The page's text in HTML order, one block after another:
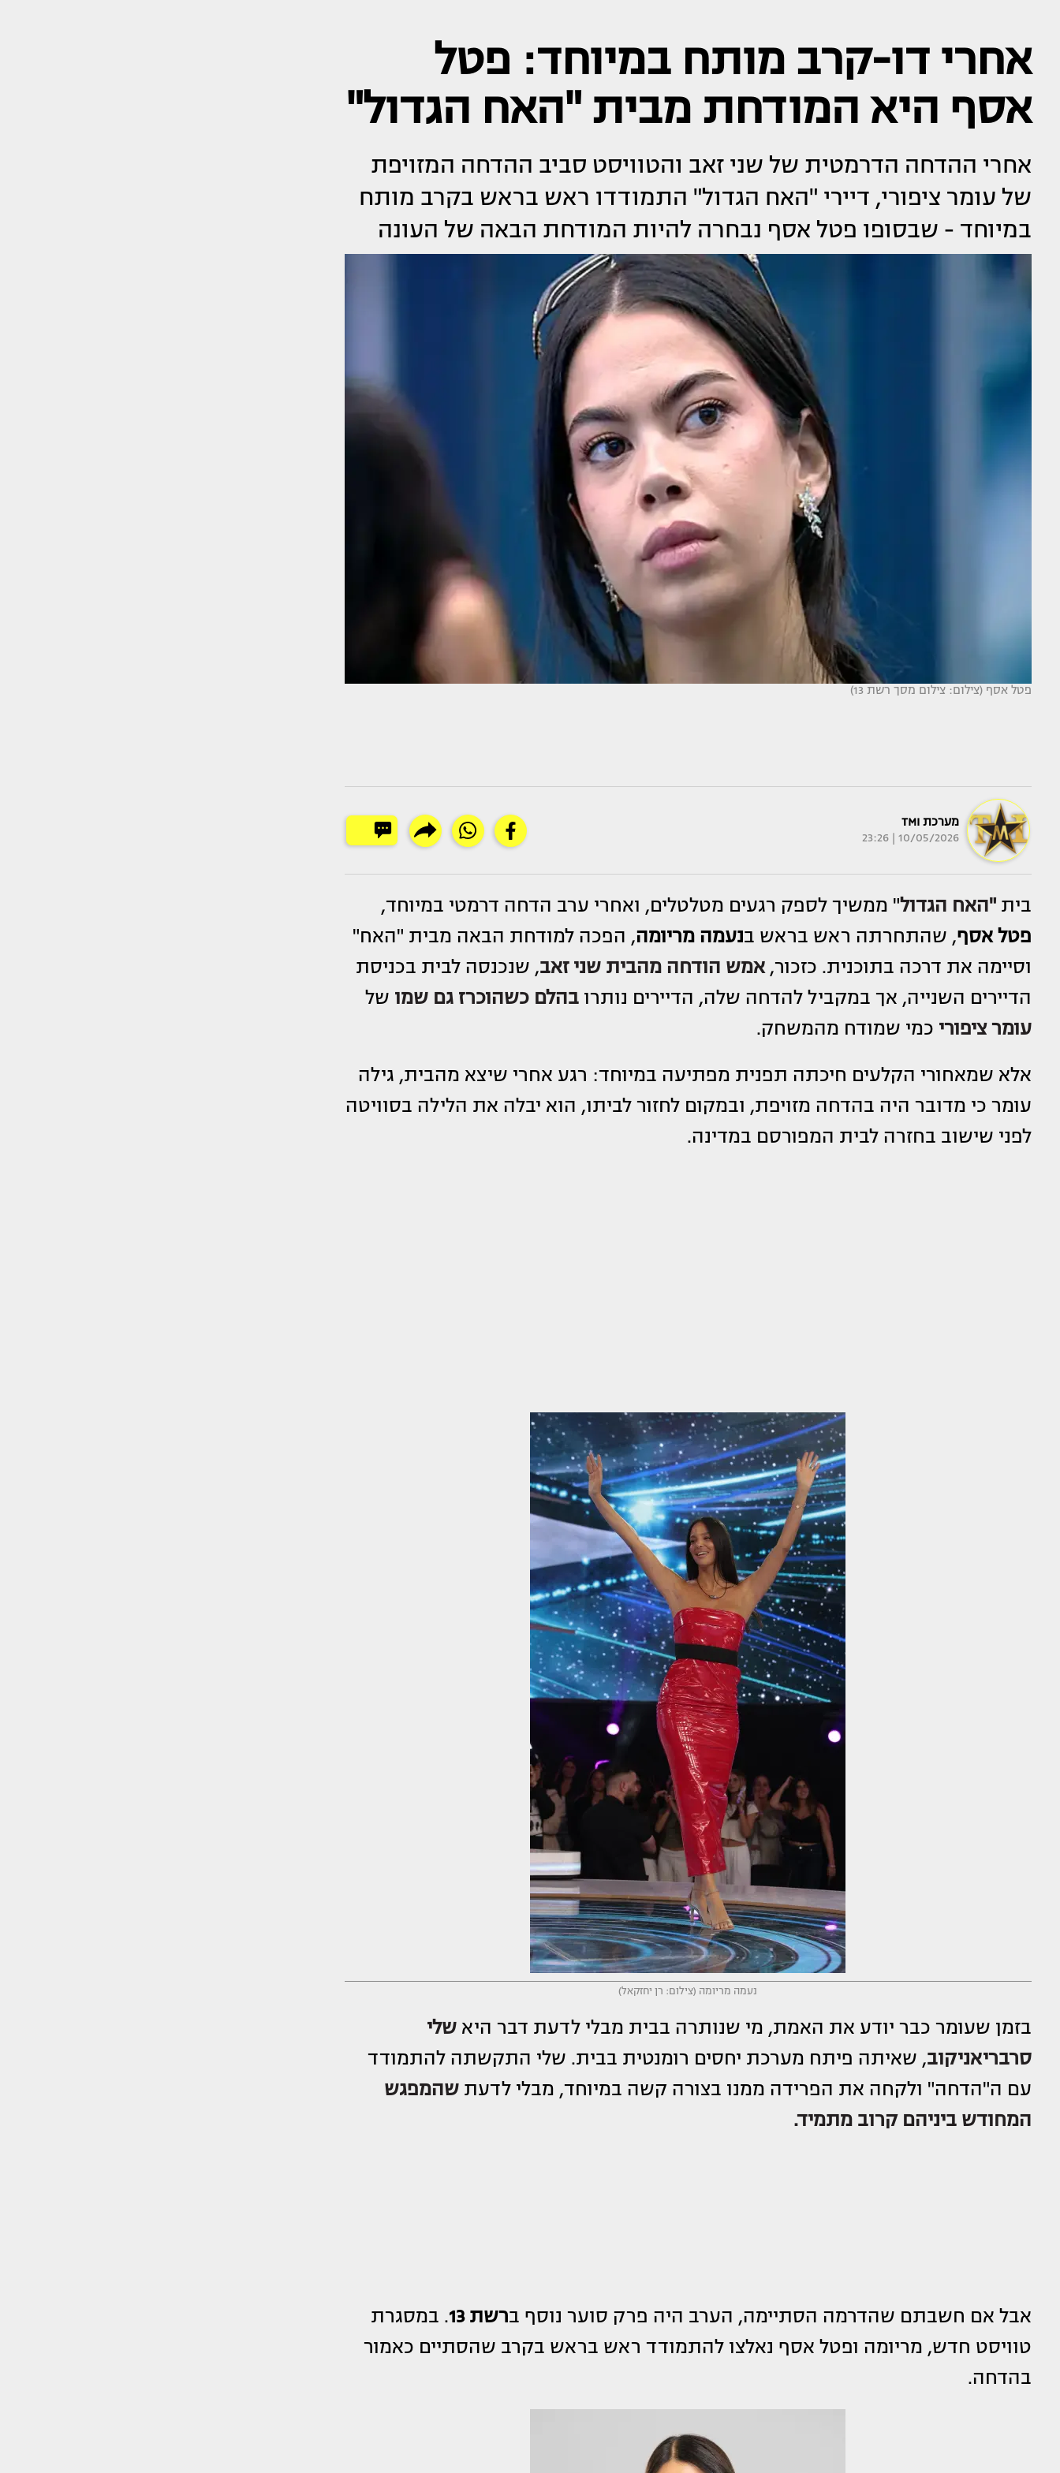
אחרי דו-קרב מותח במיוחד: פטל
אסף היא המודחת מבית "האח הגדול"
אחרי ההדחה הדרמטית של שני זאב והטוויסט סביב ההדחה המזויפת
של עומר ציפורי, דיירי "האח הגדול" התמודדו ראש בראש בקרב מותח
במיוחד - שבסופו פטל אסף נבחרה להיות המודחת הבאה של העונה
פטל אסף (צילום: צילום מסך רשת 13)
מערכת TMI
10/05/2026 | 23:26
בית"האח הגדול" ממשיך לספק רגעים מטלטלים, ואחרי ערב הדחה דרמטי במיוחד,
פטל אסף, שהתחרתה ראש בראש בנעמה מריומה, הפכה למודחת הבאה מבית "האח"
וסיימה את דרכה בתוכנית. כזכור,אמש הודחה מהבית שני זאב, שנכנסה לבית בכניסת
הדיירים השנייה, אך במקביל להדחה שלה, הדיירים נותרובהלם כשהוכרז גם שמו של
עומר ציפורי כמי שמודח מהמשחק.
אלא שמאחורי הקלעים חיכתה תפנית מפתיעה במיוחד: רגע אחרי שיצא מהבית, גילה
עומר כי מדובר היה בהדחה מזויפת, ובמקום לחזור לביתו, הוא יבלה את הלילה בסוויטה
לפני שישוב בחזרה לבית המפורסם במדינה.
נעמה מריומה (צילום: רן יחזקאל)
בזמן שעומר כבר יודע את האמת, מי שנותרה בבית מבלי לדעת דבר היאשלי
סרבריאניקוב, שאיתה פיתח מערכת יחסים רומנטית בבית. שלי התקשתה להתמודד
עם ה"הדחה" ולקחה את הפרידה ממנו בצורה קשה במיוחד, מבלי לדעתשהמפגש
המחודש ביניהם קרוב מתמיד.
אבל אם חשבתם שהדרמה הסתיימה, הערב היה פרק סוער נוסף ברשת 13
. במסגרת
טוויסט חדש, מריומה ופטל אסף נאלצו להתמודד ראש בראש בקרב שהסתיים כאמור
בהדחה.